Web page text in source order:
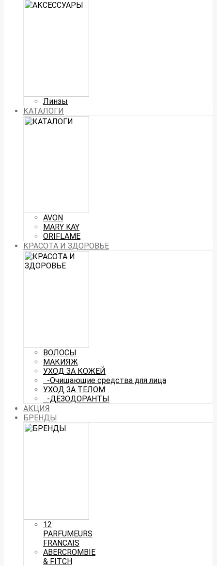
Линзы
КАТАЛОГИ
AVON
MARY KAY
ORIFLAME
КРАСОТА И ЗДОРОВЬЕ
ВОЛОСЫ
МАКИЯЖ
УХОД ЗА КОЖЕЙ
-Очищающие средства для лица
УХОД ЗА ТЕЛОМ
-ДЕЗОДОРАНТЫ
АКЦИЯ
БРЕНДЫ
12
PARFUMEURS
FRANCAIS
ABERCROMBIE
& FITCH